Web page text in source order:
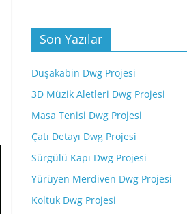
Son Yazılar
Duşakabin Dwg Projesi
3D Müzik Aletleri Dwg Projesi
Masa Tenisi Dwg Projesi
Çatı Detayı Dwg Projesi
Sürgülü Kapı Dwg Projesi
Yürüyen Merdiven Dwg Projesi
Koltuk Dwg Projesi